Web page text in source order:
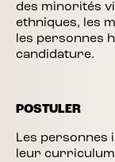
des minorités
ethniques, les
les personnes
candidature.
POSTULER
Les personnes
leur curriculum